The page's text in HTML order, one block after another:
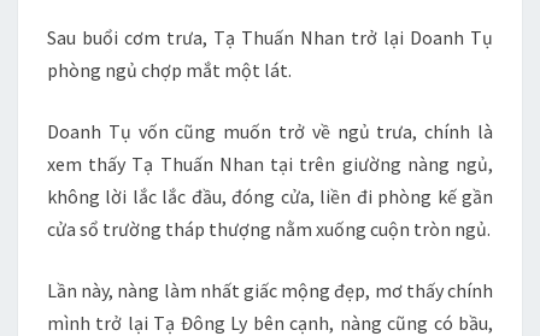
Sau buổi cơm trưa, Tạ Thuấn Nhan trở lại Doanh Tụ
phòng ngủ chợp mắt một lát.
Doanh Tụ vốn cũng muốn trở về ngủ trưa, chính là
xem thấy Tạ Thuấn Nhan tại trên giường nàng ngủ,
không lời lắc lắc đầu, đóng cửa, liền đi phòng kế gần
cửa sổ trường tháp thượng nằm xuống cuộn tròn ngủ.
Lần này, nàng làm nhất giấc mộng đẹp, mơ thấy chính
mình trở lại Tạ Đông Ly bên cạnh, nàng cũng có bầu,